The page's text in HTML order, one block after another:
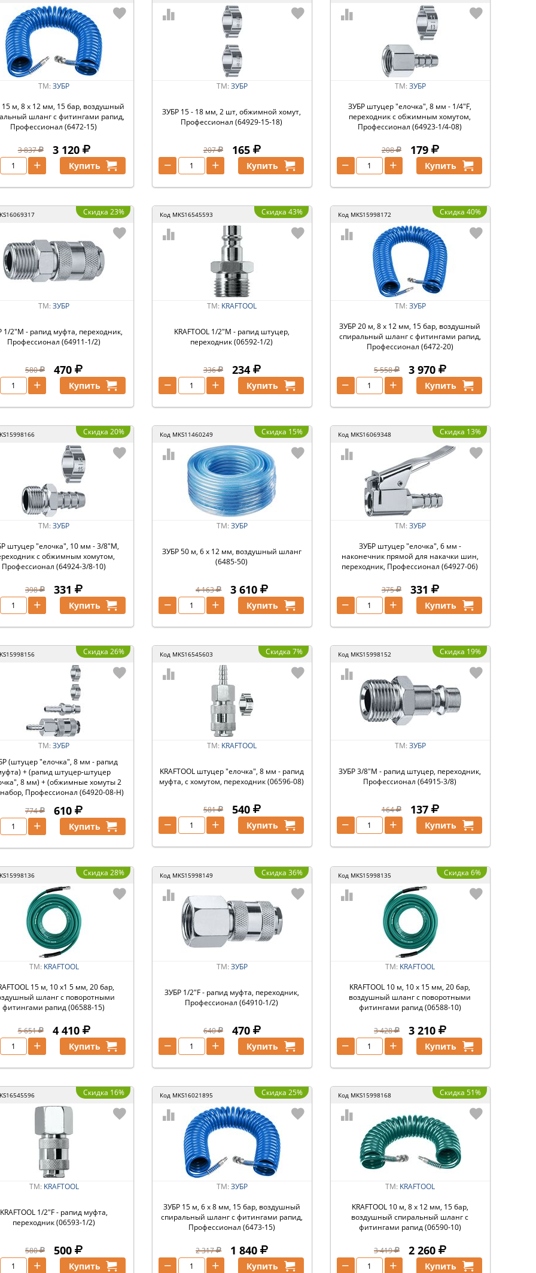
ТМ:ЗУБР
15 м, 8 х 12 мм, 15 бар, воздушный
шланг с фитингами рапид,
Профессионал (6472-15)
3 837 3 120
+ Купить
ТМ: ЗУБР
ЗУБР 15 - 18 мм, 2 шт, обжимной хомут,
Профессионал (64929-15-18)
207 165
+
− Купить
ТМ: ЗУБР
ЗУБР штуцер ″елочка″, 8 мм - 1/4″F,
переходник с обжимным хомутом,
Профессионал (64923-1/4-08)
208 179
+
− Купить
Скидка 23%
ТМ:ЗУБР
1/2″M - рапид муфта, переходник,
Профессионал (64911-1/2)
580 470
+ Купить
Код MKS16545593 Скидка 43%
ТМ: KRAFTOOL
KRAFTOOL 1/2″M - рапид штуцер,
переходник (06592-1/2)
336 234
+
− Купить
Код MKS15998172 Скидка 40%
ТМ: ЗУБР
ЗУБР 20 м, 8 х 12 мм, 15 бар, воздушный
спиральный шланг с фитингами рапид,
Профессионал (6472-20)
5 558 3 970
+
− Купить
Скидка 20%
ТМ:ЗУБР
штуцер ″елочка″, 10 мм - 3/8″M,
с обжимным хомутом,
Профессионал (64924-3/8-10)
398 331
+ Купить
Код MKS11460249 Скидка 15%
ТМ: ЗУБР
ЗУБР 50 м, 6 х 12 мм, воздушный шланг
(6485-50)
4 163 3 610
+
− Купить
Код MKS16069348 Скидка 13%
ТМ: ЗУБР
ЗУБР штуцер ″елочка″, 6 мм -
наконечник прямой для накачки шин,
переходник, Профессионал (64927-06)
375 331
+
− Купить
Скидка 26%
ТМ:ЗУБР
(штуцер ″елочка″, 8 мм - рапид
+ (рапид штуцер-штуцер
8 мм) + (обжимные хомуты 2
Профессионал (64920-08-H)
774
610
+ Купить
Код MKS16545603 Скидка 7%
ТМ: KRAFTOOL
KRAFTOOL штуцер ″елочка″, 8 мм - рапид
муфта, с хомутом, переходник (06596-08)
581 540
+
− Купить
Код MKS15998152 Скидка 19%
ТМ: ЗУБР
ЗУБР 3/8″M - рапид штуцер, переходник,
Профессионал (64915-3/8)
164 137
+
− Купить
Скидка 28%
ТМ: KRAFTOOL
15 м, 10 х1 5 мм, 20 бар,
шланг с поворотными
фитингами рапид (06588-15)
5 651 4 410
+ Купить
Код MKS15998149 Скидка 36%
ТМ: ЗУБР
ЗУБР 1/2″F - рапид муфта, переходник,
Профессионал (64910-1/2)
640 470
+
− Купить
Код MKS15998135 Скидка 6%
ТМ: KRAFTOOL
KRAFTOOL 10 м, 10 х 15 мм, 20 бар,
воздушный шланг с поворотными
фитингами рапид (06588-10)
3 428 3 210
+
− Купить
Скидка 16%
ТМ: KRAFTOOL
KRAFTOOL 1/2″F - рапид муфта,
переходник (06593-1/2)
580 500
+ Купить
Код MKS16021895 Скидка 25%
ТМ: ЗУБР
ЗУБР 15 м, 6 х 8 мм, 15 бар, воздушный
спиральный шланг с фитингами рапид,
Профессионал (6473-15)
2 317 1 840
+
− Купить
Код MKS15998168 Скидка 51%
ТМ: KRAFTOOL
KRAFTOOL 10 м, 8 х 12 мм, 15 бар,
воздушный спиральный шланг с
фитингами рапид (06590-10)
3 419 2 260
+
− Купить